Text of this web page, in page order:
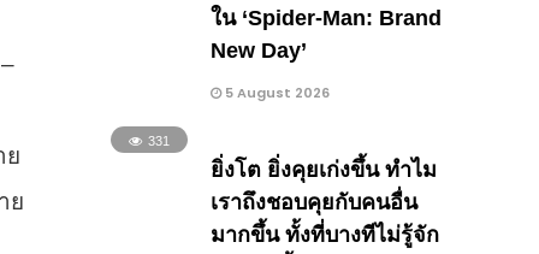
ย
ย
ใน ‘Spider-Man: Brand
New Day’
5 August 2026
331
ยิ่งโต ยิ่งคุยเก่งขึ้น ทำไม
เราถึงชอบคุยกับคนอื่น
มากขึ้น ทั้งที่บางทีไม่รู้จัก